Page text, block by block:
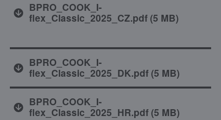
BPRO_COOK_I-
flex_Classic_2025_CZ.pdf(5 MB)
BPRO_COOK_I-
flex_Classic_2025_DK.pdf(5 MB)
BPRO_COOK_I-
flex_Classic_2025_HR.pdf(5 MB)